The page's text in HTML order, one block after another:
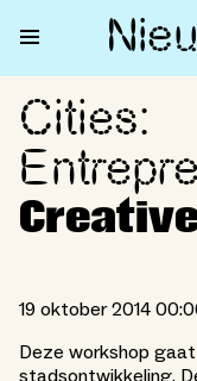
Cities:
Cities:
19 oktober 2014
Deze workshop
stadsontwikkeling.